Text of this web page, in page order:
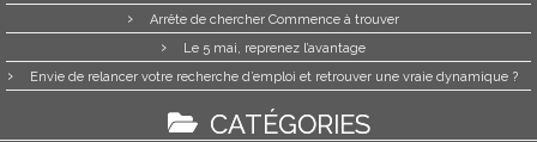
Arrête de chercher Commence à trouver
Le 5 mai, reprenez l’avantage
Envie de relancer votre recherche d’emploi et retrouver une vraie dynamique ?
CATÉGORIES